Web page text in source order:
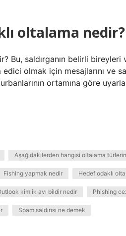
oltalama nedir?
Bu, saldırganın belirli
olmak için mesajlarını ve
ortamına göre
Aşağıdakilerden hangisi oltalama
Fishing yapmak nedir Hedef odaklı
kimlik avı bildir nedir Phishing
Spam saldırısı ne demek